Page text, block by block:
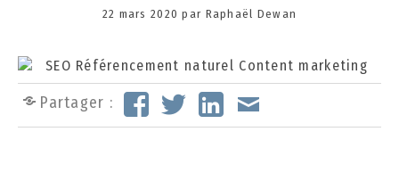
Posted
22 mars 2020 3
e
p
t
e
par Raphaël Dewan
Partager :